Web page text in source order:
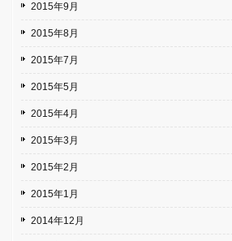
2015年9月
2015年8月
2015年7月
2015年5月
2015年4月
2015年3月
2015年2月
2015年1月
2014年12月